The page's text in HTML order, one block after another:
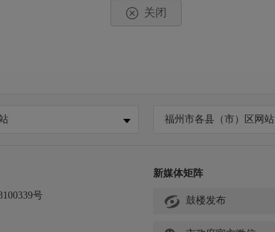
关闭
福州市各县（市）区网站
号
新媒体矩阵
鼓楼发布